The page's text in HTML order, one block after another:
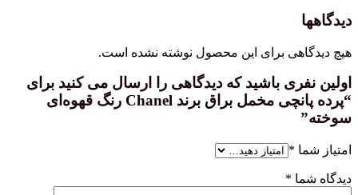
برای این محصول نوشته نشده است.
باشید که دیدگاهی را ارسال می کنید برای
“پرده پانچی مخمل براق برند Chanel رنگ قهوه‌ای
*
*